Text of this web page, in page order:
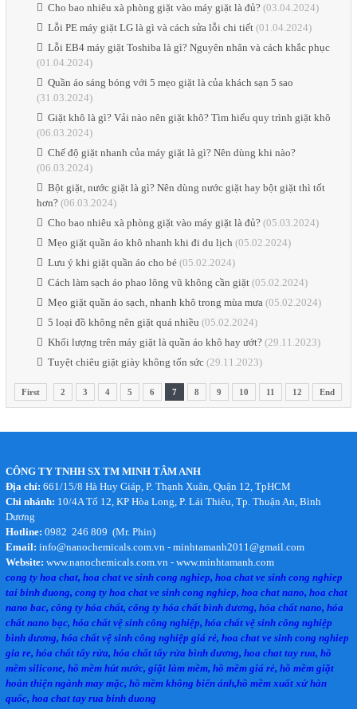
Cho bao nhiêu xà phòng giặt vào máy giặt là đủ?(03.04.2024)
Lỗi PE máy giặt LG là gì và cách sửa lỗi chi tiết(01.04.2024)
Lỗi EB4 máy giặt Toshiba là gì? Nguyên nhân và cách khắc phục
(01.04.2024)
Quần áo sáng bóng với 5 mẹo giặt là của khách sạn 5 sao
(31.03.2024)
Giặt khô là gì? Vải nào nên giặt khô? Tìm hiểu quy trình giặt khô
(06.03.2024)
Chế độ giặt nhanh của máy giặt là gì? Nên dùng khi nào?
(06.03.2024)
Bột giặt, nước giặt là gì? Nên dùng nước giặt hay bột giặt thì tốt
hơn?(06.03.2024)
Cho bao nhiêu xà phòng giặt vào máy giặt là đủ?(05.03.2024)
Mẹo giặt quần áo khô nhanh khi đi du lịch (05.02.2024)
Lưu ý khi giặt quần áo cho bé(05.02.2024)
Cách làm sạch áo phao lông vũ không cần giặt(05.02.2024)
Mẹo giặt quần áo sạch, nhanh khô trong mùa mưa (05.02.2024)
5 loại đồ không nên giặt quá nhiều (05.02.2024)
Khối lượng trên máy giặt là quần áo khô hay ướt?(29.11.2023)
Tuyệt chiêu giặt giày không tốn sức(29.11.2023)
First 2 3 4 5 6 7 8 9 10 11 12 End
CÔNG TY TNHH SX TM MINH TÂM ANH
Địa chỉ: 661/15/8 Hà Huy Giáp, P. Thạnh Xuân, Quận 12, TpHCM
Chi nhánh: 10/4A Tổ 12, KP Hòa Long, P. Lái Thiêu, Tp. Thuận An, Bình
Dương
Hotline: 0982 246 809 (Mr. Phin)
Email: info@nanochemicals.com.vn - minhtamanh2011@gmail.com
Website: www.nanochemicals.com.vn - www.minhtamanh.com
cong ty hoa chat, hoa chat ve sinh cong nghiep, hoa chat ve sinh cong nghiep
tai binh duong, cong ty hoa chat ve sinh cong nghiep, hoa chat nano, hoa chat
nano bac, công ty hóa chất, công ty hóa chất bình dương, hóa chất nano, hóa
chất nano bạc, hóa chất vệ sinh công nghiệp, hóa chất vệ sinh công nghiệp
bình dương, hóa chất vệ sinh công nghiệp giá rẻ, hoa chat ve sinh cong nghiep
gia re, hóa chất tẩy rửa, hóa chất tẩy rửa bình dương, hoa chat tay rua, hồ
mềm silicone, hồ mềm hút nước, giặt làm mềm, hồ mềm giá rẻ, hồ mềm giặt
hoàn thiện ngành may mặc, hồ mềm không biến ánh,hồ mềm xuất xứ hàn
quốc, hoa chat tay rua binh duong